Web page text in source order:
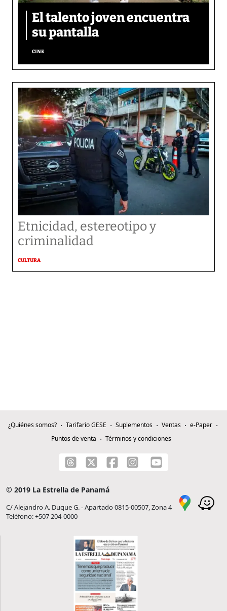
El talento joven encuentra
su pantalla​
CINE
Etnicidad, estereotipo y
criminalidad
CULTURA
¿Quiénes somos? Tarifario GESE Suplementos Ventas
e-Paper
Puntos de venta
Términos y condiciones
© 2019 La Estrella de Panamá
C/ Alejandro A. Duque G. - Apartado 0815-00507, Zona 4
Teléfono: +507 204-0000